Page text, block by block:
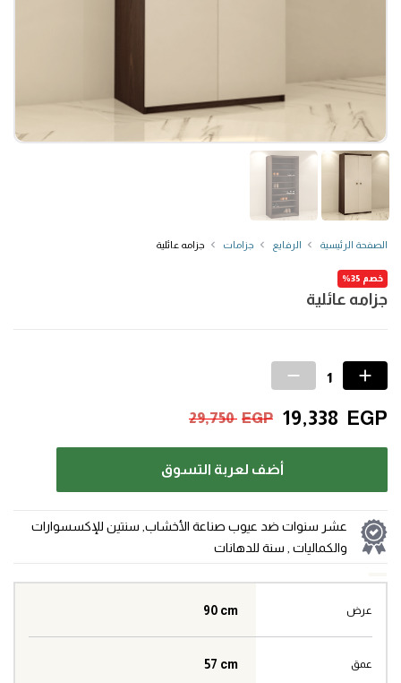
الصفحة الرئيسية الرفايع جزامات جزامه عائلية
جزامه عائلية
خصم 35%
29,750 EGP 19,338 EGP
أضف لعربة التسوق
عشر سنوات ضد عيوب صناعة الأخشاب, سنتين للإكسسوارات
والكماليات , سنة للدهانات
عرض 90 cm
عمق 57 cm